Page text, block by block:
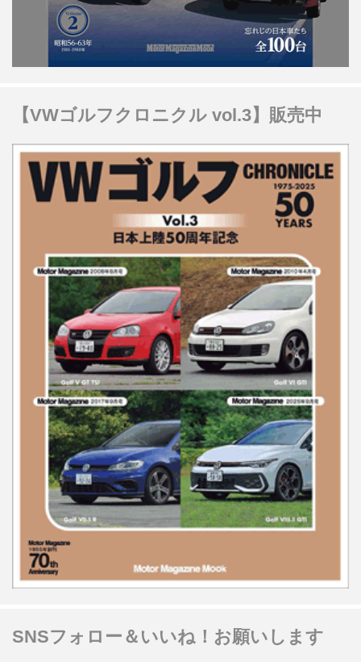
【VWゴルフクロニクル vol.3】販売中
SNSフォロー＆いいね！お願いします